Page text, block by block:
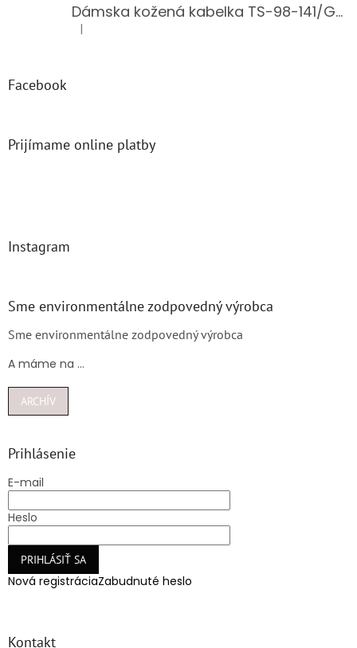
Dámska kožená kabelka TS-98-141/GOLD
Hodnotenie produktu je 5 z 5 hviezdičiek.
|
Facebook
Prijímame online platby
Instagram
Sme environmentálne zodpovedný výrobca
Sme environmentálne zodpovedný výrobca
A máme na ...
ARCHÍV
Prihlásenie
E-mail
Heslo
PRIHLÁSIŤ SA
Nová registráciaZabudnuté heslo
Kontakt